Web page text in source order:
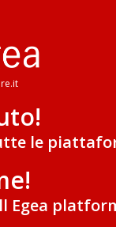
le
Egea